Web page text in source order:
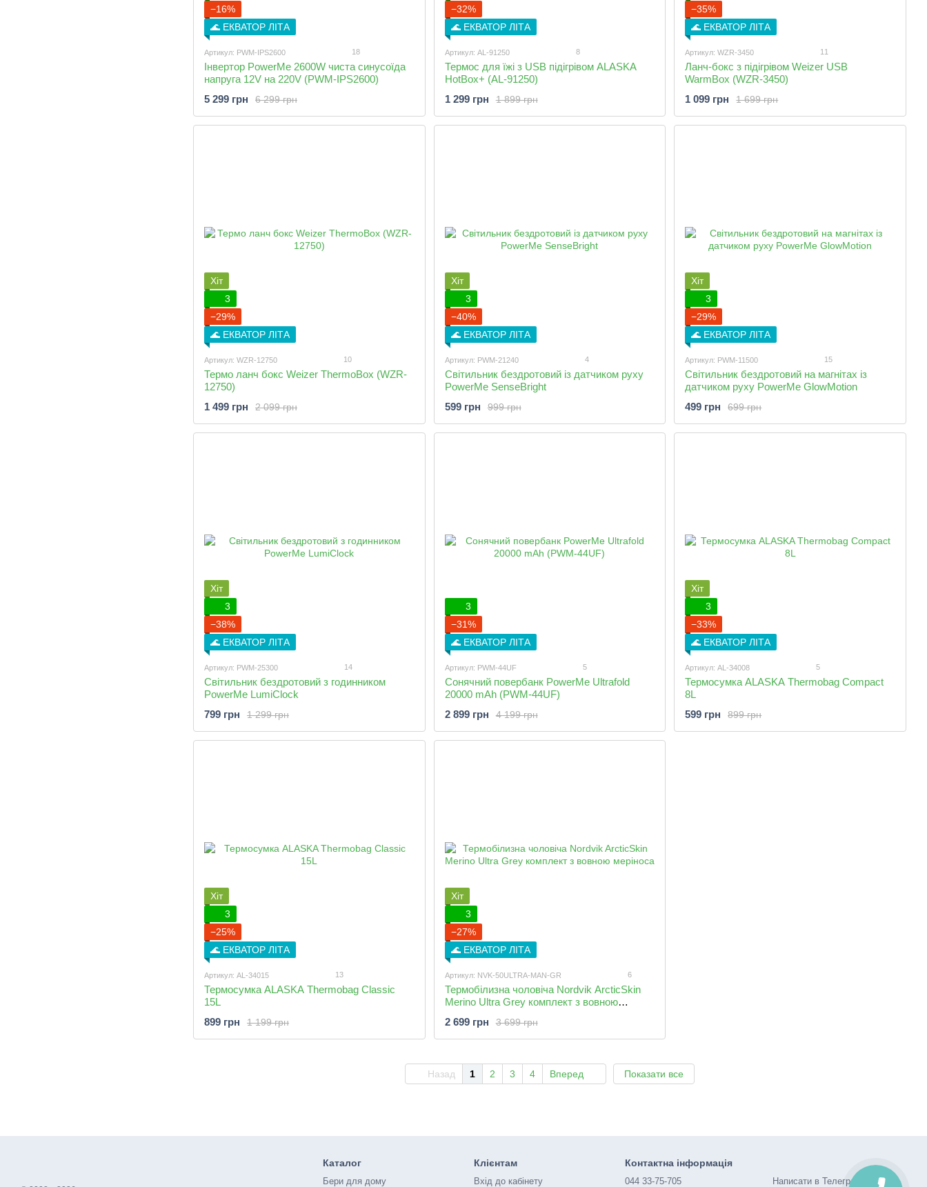
−16%
🌊 ЕКВАТОР ЛІТА
Артикул: PWM-IPS2600 18
Інвертор PowerMe 2600W чиста синусоїда
напруга 12V на 220V (PWM-IPS2600)
6 299 грн
5 299 грн
−32%
🌊 ЕКВАТОР ЛІТА
Артикул: AL-91250 8
Термос для їжі з USB підігрівом ALASKA
HotBox+ (AL-91250)
1 899 грн
1 299 грн
−35%
🌊 ЕКВАТОР ЛІТА
Артикул: WZR-3450 11
Ланч-бокс з підігрівом Weizer USB
WarmBox (WZR-3450)
1 699 грн
1 099 грн
Хіт
3
−29%
🌊 ЕКВАТОР ЛІТА
Артикул: WZR-12750 10
Термо ланч бокс Weizer ThermoBox (WZR-
12750)
2 099 грн
1 499 грн
Хіт
3
−40%
🌊 ЕКВАТОР ЛІТА
Артикул: PWM-21240 4
Світильник бездротовий із датчиком руху
PowerMe SenseBright
999 грн
599 грн
Хіт
3
−29%
🌊 ЕКВАТОР ЛІТА
Артикул: PWM-11500 15
Світильник бездротовий на магнітах із
датчиком руху PowerMe GlowMotion
699 грн
499 грн
Хіт
3
−38%
🌊 ЕКВАТОР ЛІТА
Артикул: PWM-25300 14
Світильник бездротовий з годинником
PowerMe LumiClock
1 299 грн
799 грн
3
−31%
🌊 ЕКВАТОР ЛІТА
Артикул: PWM-44UF 5
Сонячний повербанк PowerMe Ultrafold
20000 mAh (PWM-44UF)
4 199 грн
2 899 грн
Хіт
3
−33%
🌊 ЕКВАТОР ЛІТА
Артикул: AL-34008 5
Термосумка ALASKA Thermobag Compact
8L
899 грн
599 грн
Хіт
3
−25%
🌊 ЕКВАТОР ЛІТА
Артикул: AL-34015 13
Термосумка ALASKA Thermobag Classic
15L
1 199 грн
899 грн
Хіт
3
−27%
🌊 ЕКВАТОР ЛІТА
Артикул: NVK-50ULTRA-MAN-GR 6
Термобілизна чоловіча Nordvik ArcticSkin
Merino Ultra Grey комплект з вовною
3 699 грн
2 699 грн
Назад 1 2 3 4 Вперед Показати все
Каталог
Бери для дому
Клієнтам
Вхід до кабінету
Контактна інформація
044 33-75-705 Написати в Телеграм